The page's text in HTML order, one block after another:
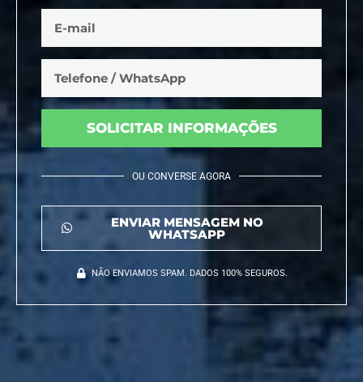
SOLICITAR INFORMAÇÕES
OU CONVERSE AGORA
ENVIAR MENSAGEM NO
WHATSAPP
NÃO ENVIAMOS SPAM. DADOS 100% SEGUROS.